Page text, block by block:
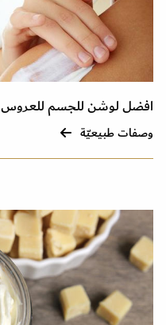
افضل لوشن للجسم للعروس
وصفات طبيعيّة